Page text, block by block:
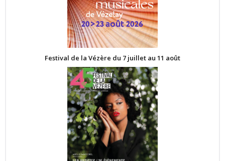
Festival de la Vézère du 7 juillet au 11 août